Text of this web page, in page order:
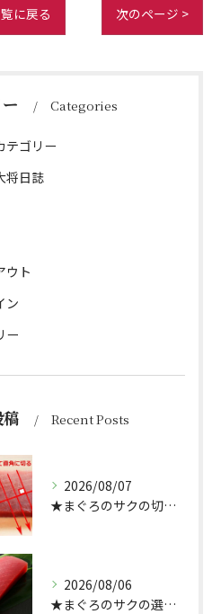
に戻る 次のページ >
Categories
テゴリー
将日誌
ウト
ン
ー
Recent Posts
2026/08/07
★まぐろのサクの切り方★
2026/08/06
★まぐろのサクの選び方★（どんぶり屋まぐろ大将）